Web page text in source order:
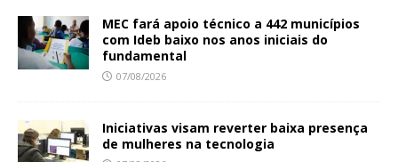
MEC fará apoio técnico a 442 municípios
com Ideb baixo nos anos iniciais do
fundamental
07/08/2026
Iniciativas visam reverter baixa presença
de mulheres na tecnologia